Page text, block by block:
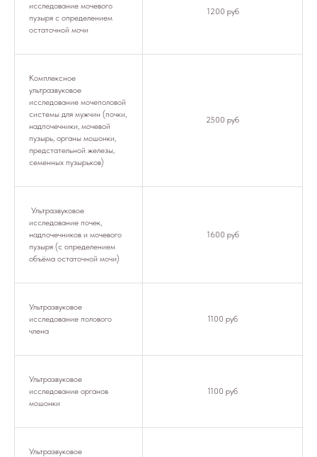
исследование мочевого
пузыря с определением
остаточной мочи
1200 руб
Комплексное
ультразвуковое
исследование мочеполовой
системы для мужчин (почки,
надпочечники, мочевой
пузырь, органы мошонки,
предстательной железы,
семенных пузырьков)
2500 руб
Ультразвуковое
исследование почек,
надпочечников и мочевого
пузыря (с определением
объёма остаточной мочи)
1600 руб
Ультразвуковое
исследование полового
члена
1100 руб
Ультразвуковое
исследование органов
мошонки
1100 руб
Ультразвуковое